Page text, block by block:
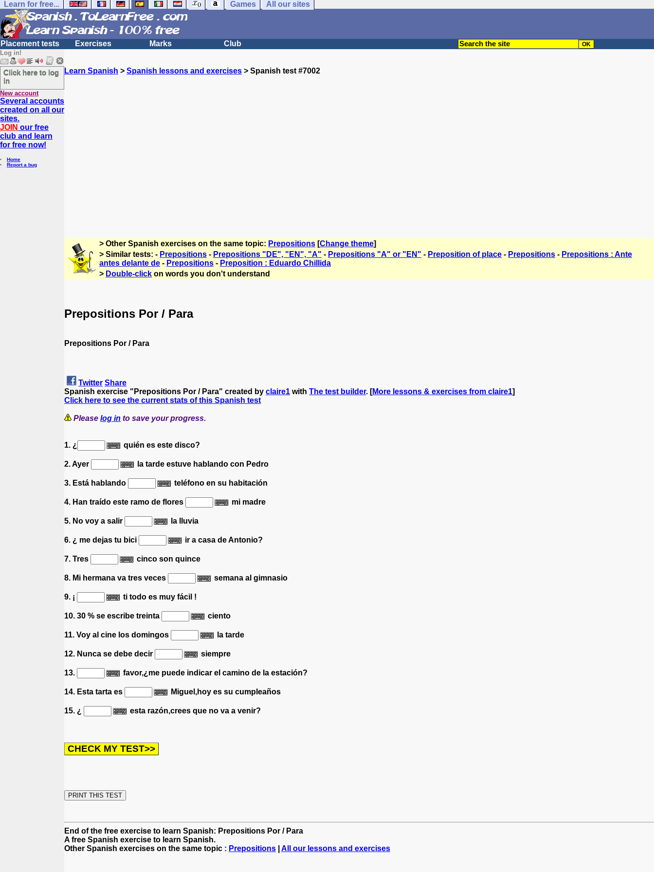
Learn for free... Games All our sites
Placement tests Exercises Marks Club
Log in!
Click here to log
in
New account
Several accounts
created on all our
sites.
JOIN our free
club and learn
for free now!
Home
Report a bug
Learn Spanish > Spanish lessons and exercises > Spanish test #7002
> Other Spanish exercises on the same topic: Prepositions [Change theme]
> Similar tests: - Prepositions - Prepositions "DE", "EN", "A" - Prepositions "A" or "EN" - Preposition of place - Prepositions - Prepositions : Ante
antes delante de - Prepositions - Preposition : Eduardo Chillida
> Double-click on words you don't understand
Prepositions Por / Para
Prepositions Por / Para
Twitter Share
Spanish exercise "Prepositions Por / Para" created by claire1 with The test builder. [More lessons & exercises from claire1]
Click here to see the current stats of this Spanish test
Please log in to save your progress.
1. ¿ quién es este disco?
2. Ayer la tarde estuve hablando con Pedro
3. Está hablando teléfono en su habitación
4. Han traído este ramo de flores mi madre
5. No voy a salir la lluvia
6. ¿ me dejas tu bici ir a casa de Antonio?
7. Tres cinco son quince
8. Mi hermana va tres veces semana al gimnasio
9. ¡ ti todo es muy fácil !
10. 30 % se escribe treinta ciento
11. Voy al cine los domingos la tarde
12. Nunca se debe decir siempre
13. favor,¿me puede indicar el camino de la estación?
14. Esta tarta es Miguel,hoy es su cumpleaños
15. ¿ esta razón,crees que no va a venir?
End of the free exercise to learn Spanish: Prepositions Por / Para
A free Spanish exercise to learn Spanish.
Other Spanish exercises on the same topic : Prepositions All our lessons and exercises